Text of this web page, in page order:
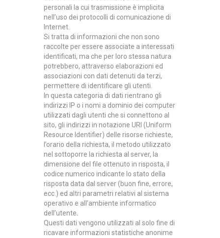
personali la cui trasmissione è implicita
nell’uso dei protocolli di comunicazione di
Internet.
Si tratta di informazioni che non sono
raccolte per essere associate a interessati
identificati, ma che per loro stessa natura
potrebbero, attraverso elaborazioni ed
associazioni con dati detenuti da terzi,
permettere di identificare gli utenti.
In questa categoria di dati rientrano gli
indirizzi IP o i nomi a dominio dei computer
utilizzati dagli utenti che si connettono al
sito, gli indirizzi in notazione URI (Uniform
Resource Identifier) delle risorse richieste,
l’orario della richiesta, il metodo utilizzato
nel sottoporre la richiesta al server, la
dimensione del file ottenuto in risposta, il
codice numerico indicante lo stato della
risposta data dal server(buon fine, errore,
ecc.) ed altri parametri relativi al sistema
operativo e all’ambiente informatico
dell’utente.
Questi dati vengono utilizzati al solo fine di
ricavare informazioni statistiche anonime